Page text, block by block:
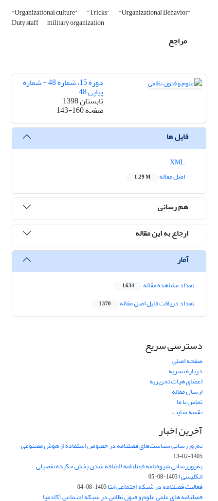
"Organizational culture" "Tricks" "Organizational Behavior"
Duty staff military organization
مراجع
دوره 15، شماره 48 - شماره
پیاپی 48
تابستان 1398
صفحه143-160
فایل ها
اصل مقاله
1.29 M
هم رسانی
ارجاع به این مقاله
آمار
تعداد مشاهده مقاله 1,634
تعداد دریافت فایل اصل مقاله 1,370
دسترسی سریع
صفحه اصلی
درباره نشریه
اعضای هیات تحریریه
ارسال مقاله
تماس با ما
نقشه سایت
آخرین اخبار
به‌روزرسانی سیاست‌های فصلنامه در خصوص استفاده از هوش مصنوعی
1405-02-13
به‌روزرسانی شیوه‌نامه فصلنامه (اضافه شدن بخش چکیده تفصیلی
انگلیسی)1403-08-05
فعالیت فصلنامه در شبکه اجتماعی ایتا1403-08-04
فصلنامه های علمی علوم و فنون نظامی در شبکه اجتماعی آکادمیا